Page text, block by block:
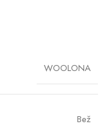
WOOLONA
Bež